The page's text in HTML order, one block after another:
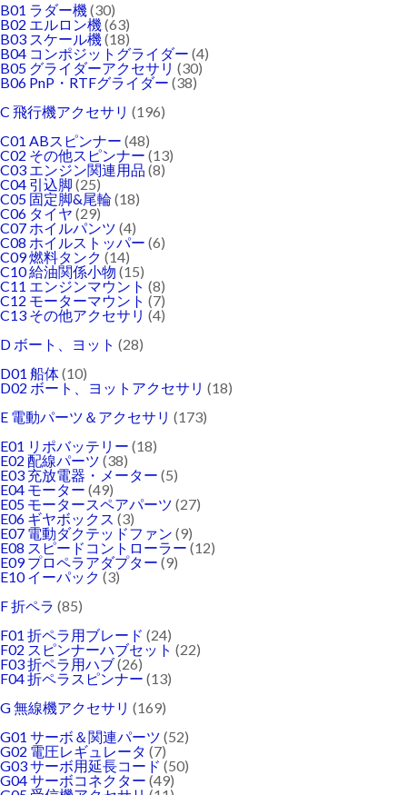
B01 ラダー機(30)
B02 エルロン機(63)
B03 スケール機(18)
B04 コンポジットグライダー (4)
B05 グライダーアクセサリ (30)
B06 PnP・RTFグライダー (38)
C 飛行機アクセサリ (196)
C01 ABスピンナー (48)
C02 その他スピンナー (13)
C03 エンジン関連用品 (8)
C04 引込脚 (25)
C05 固定脚&尾輪(18)
C06 タイヤ (29)
C07 ホイルパンツ (4)
C08 ホイルストッパー (6)
C09 燃料タンク (14)
C10 給油関係小物 (15)
C11 エンジンマウント (8)
C12 モーターマウント (7)
C13 その他アクセサリ (4)
D ボート、ヨット (28)
D01 船体(10)
D02 ボート、ヨットアクセサリ (18)
E 電動パーツ＆アクセサリ (173)
E01 リポバッテリー (18)
E02 配線パーツ (38)
E03 充放電器・メーター (5)
E04 モーター (49)
E05 モータースペアパーツ (27)
E06 ギヤボックス (3)
E07 電動ダクテッドファン (9)
E08 スピードコントローラー (12)
E09 プロペラアダプター (9)
E10 イーパック (3)
F 折ペラ (85)
F01 折ペラ用ブレード (24)
F02 スピンナーハブセット (22)
F03 折ペラ用ハブ(26)
F04 折ペラスピンナー (13)
G 無線機アクセサリ (169)
G01 サーボ＆関連パーツ (52)
G02 電圧レギュレータ (7)
G03 サーボ用延長コード (50)
G04 サーボコネクター (49)